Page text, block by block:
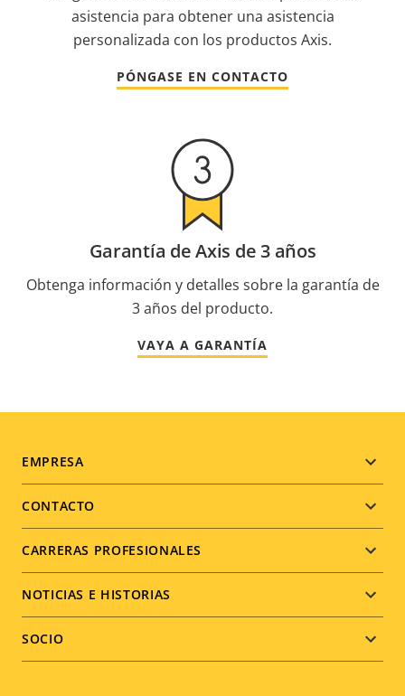
asistencia para obtener una asistencia
personalizada con los productos Axis.
PÓNGASE EN CONTACTO
Garantía de Axis de 3 años
Obtenga información y detalles sobre la garantía de
3 años del producto.
VAYA A GARANTÍA
Footer
menu
EMPRESA
CONTACTO
CARRERAS PROFESIONALES
NOTICIAS E HISTORIAS
SOCIO